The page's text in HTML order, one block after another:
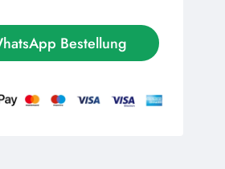
Bestellung